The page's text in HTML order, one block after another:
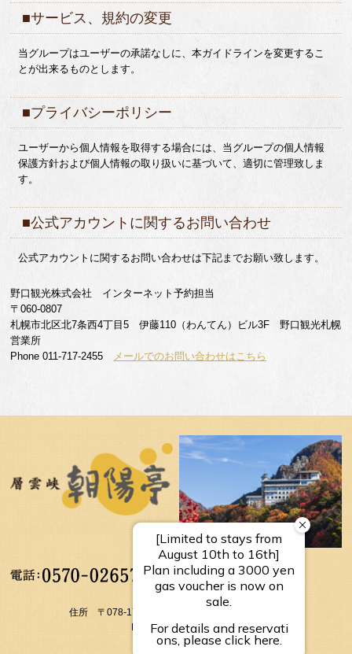
■サービス、規約の変更
当グループはユーザーの承諾なしに、本ガイドラインを変更するこ
とが出来るものとします。
■プライバシーポリシー
ユーザーから個人情報を取得する場合には、当グループの個人情報
保護方針および個人情報の取り扱いに基づいて、適切に管理致しま
す。
■公式アカウントに関するお問い合わせ
公式アカウントに関するお問い合わせは下記までお願い致します。
野口観光株式会社 インターネット予約担当
〒060-0807
札幌市北区北7条西4丁目5 伊藤110（わんてん）ビル3F 野口観光札幌
営業所
Phone 011-717-2455
メールでのお問い合わせはこちら
【受付時間】
10：00～17：00
住所 〒078-1795 北海道上川郡上川町層雲峡温泉
FAX： 01658-5-3054